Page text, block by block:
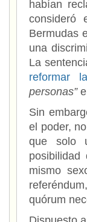
habían
consideró
Bermudas
una
La
reformar
personas”
Sin
el poder,
que solo
mismo
quórum